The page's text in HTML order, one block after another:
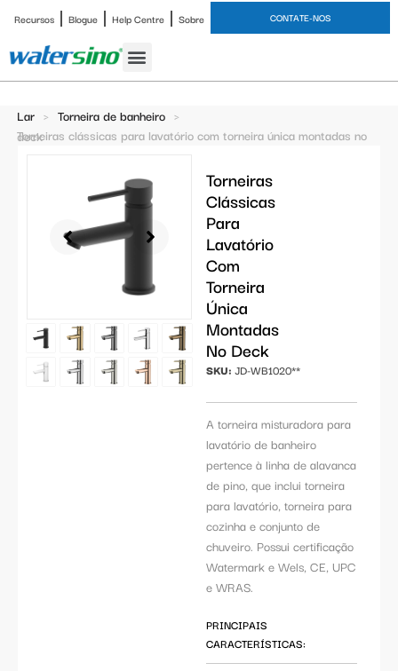
Recursos Blogue Help Centre Sobre CONTATE-NOS
Lar > Torneira de banheiro >
Torneiras clássicas para lavatório com torneira única montadas no deck
Torneiras
Clássicas
Para
Lavatório
Com
Torneira
Única
Montadas
No Deck
SKU: JD-WB1020**
A torneira misturadora para
lavatório de banheiro
pertence à linha de alavanca
de pino, que inclui torneira
para lavatório, torneira para
cozinha e conjunto de
chuveiro. Possui certificação
Watermark e Wels, CE, UPC
e WRAS.
PRINCIPAIS
CARACTERÍSTICAS: